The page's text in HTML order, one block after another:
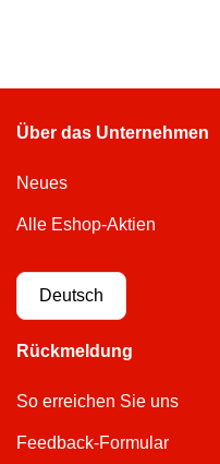
Über das Unternehmen
Neues
Alle Eshop-Aktien
Deutsch
Rückmeldung
So erreichen Sie uns
Feedback-Formular